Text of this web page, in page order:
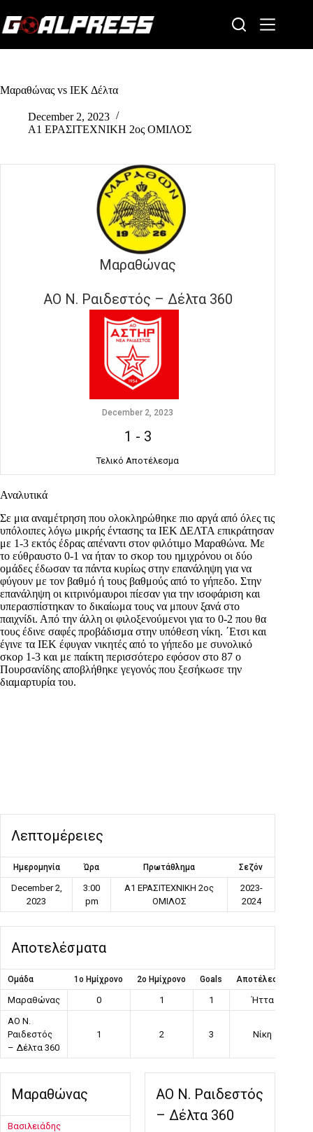
to
content
Μαραθώνας vs ΙΕΚ Δέλτα
December 2, 2023
Α1 ΕΡΑΣΙΤΕΧΝΙΚΗ 2ος ΟΜΙΛΟΣ
Μαραθώνας
ΑΟ Ν. Ραιδεστός – Δέλτα 360
December 2, 2023
1 - 3
Τελικό Αποτέλεσμα
Αναλυτικά
Σε μια αναμέτρηση που ολοκληρώθηκε πιο αργά από όλες τις
υπόλοιπες λόγω μικρής έντασης τα ΙΕΚ ΔΕΛΤΑ επικράτησαν
με 1-3 εκτός έδρας απέναντι στον φιλότιμο Μαραθώνα. Με
το εύθραυστο 0-1 να ήταν το σκορ του ημιχρόνου οι δύο
ομάδες έδωσαν τα πάντα κυρίως στην επανάληψη για να
φύγουν με τον βαθμό ή τους βαθμούς από το γήπεδο. Στην
επανάληψη οι κιτρινόμαυροι πίεσαν για την ισοφάριση και
υπερασπίστηκαν το δικαίωμα τους να μπουν ξανά στο
παιχνίδι. Από την άλλη οι φιλοξενούμενοι για το 0-2 που θα
τους έδινε σαφές προβάδισμα στην υπόθεση νίκη. ΄Ετσι και
έγινε τα ΙΕΚ έφυγαν νικητές από το γήπεδο με συνολικό
σκορ 1-3 και με παίκτη περισσότερο εφόσον στο 87 ο
Πουρσανίδης αποβλήθηκε γεγονός που ξεσήκωσε την
διαμαρτυρία του.
Λεπτομέρειες
Ημερομηνία Ώρα Πρωτάθλημα Σεζόν
December 2,
2023
3:00
pm
Α1 ΕΡΑΣΙΤΕΧΝΙΚΗ 2ος
ΟΜΙΛΟΣ
2023-
2024
Αποτελέσματα
Ομάδα 1ο Ημίχρονο 2ο Ημίχρονο Goals Αποτέλεσμα
Μαραθώνας 0 1 1
Ήττα
ΑΟ Ν.
Ραιδεστός
– Δέλτα 360
1 2 3 Νίκη
Μαραθώνας
Βασιλειάδης
ΑΟ Ν. Ραιδεστός
– Δέλτα 360